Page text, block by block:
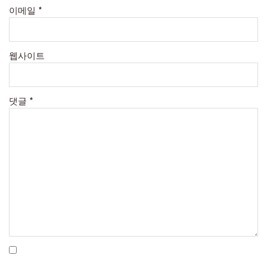
이메일 *
웹사이트
댓글 *